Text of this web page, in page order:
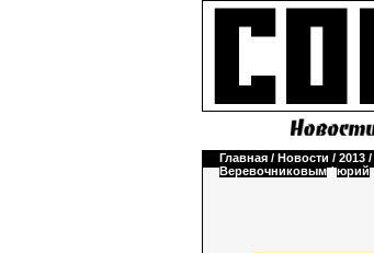
Главная / Новости / 2013 /
Веревочниковым/юрий